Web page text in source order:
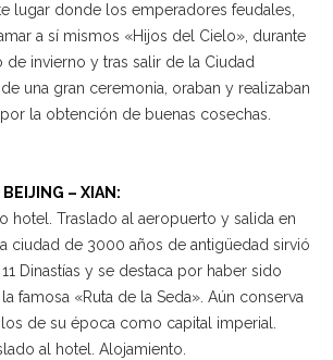
lugar donde los emperadores feudales,
a sí mismos «Hijos del Cielo», durante
de invierno y tras salir de la Ciudad
una gran ceremonia, oraban y realizaban
la obtención de buenas cosechas.
– XIAN:
hotel. Traslado al aeropuerto y salida en
ciudad de 3000 años de antigüedad sirvió
Dinastías y se destaca por haber sido
famosa «Ruta de la Seda». Aún conserva
de su época como capital imperial.
al hotel. Alojamiento.